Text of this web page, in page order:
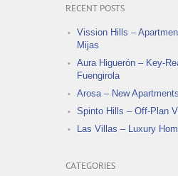
RECENT POSTS
Vission Hills –
Mijas
Aura Higuerón – Key-
Fuengirola
Arosa – New
Spinto Hills – Off-Plan
Las Villas – Luxury
CATEGORIES